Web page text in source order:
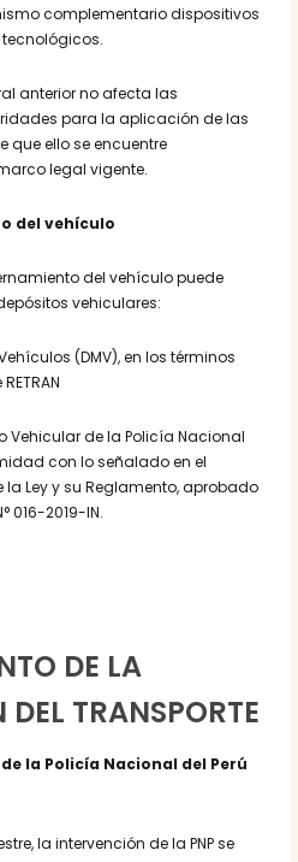
complementario dispositivos
anterior no afecta las
para la aplicación de las
que ello se encuentre
legal vigente.
del vehículo
del vehículo puede
vehiculares:
(DMV), en los términos
Vehicular de la Policía Nacional
con lo señalado en el
Ley y su Reglamento, aprobado
016-2019-IN.
DE LA
TRANSPORTE
la Policía Nacional del Perú
la intervención de la PNP se